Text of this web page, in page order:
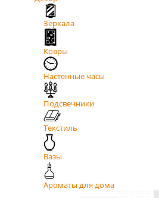
Зеркала
Ковры
Настенные часы
Подсвечники
Текстиль
Вазы
Ароматы для дома